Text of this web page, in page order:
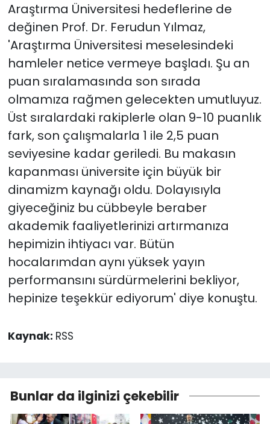
Araştırma Üniversitesi hedeflerine de
değinen Prof. Dr. Ferudun Yılmaz,
'Araştırma Üniversitesi meselesindeki
hamleler netice vermeye başladı. Şu an
puan sıralamasında son sırada
olmamıza rağmen gelecekten umutluyuz.
Üst sıralardaki rakiplerle olan 9-10 puanlık
fark, son çalışmalarla 1 ile 2,5 puan
seviyesine kadar geriledi. Bu makasın
kapanması üniversite için büyük bir
dinamizm kaynağı oldu. Dolayısıyla
giyeceğiniz bu cübbeyle beraber
akademik faaliyetlerinizi artırmanıza
hepimizin ihtiyacı var. Bütün
hocalarımdan aynı yüksek yayın
performansını sürdürmelerini bekliyor,
hepinize teşekkür ediyorum' diye konuştu.
Kaynak: RSS
Bunlar da ilginizi çekebilir